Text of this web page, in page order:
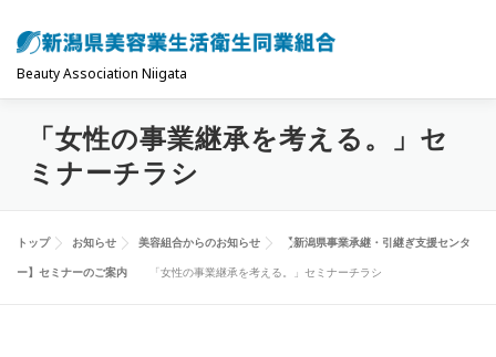
ン
Beauty Association Niigata
トップ 組合について 組合の主な事業
「女性の事業継承を考える。」セ
ミナーチラシ
トップ お知らせ 美容組合からのお知らせ
【新潟県事業承継・引継ぎ支援センタ
ー】セミナーのご案内
「女性の事業継承を考える。」セミナーチラシ